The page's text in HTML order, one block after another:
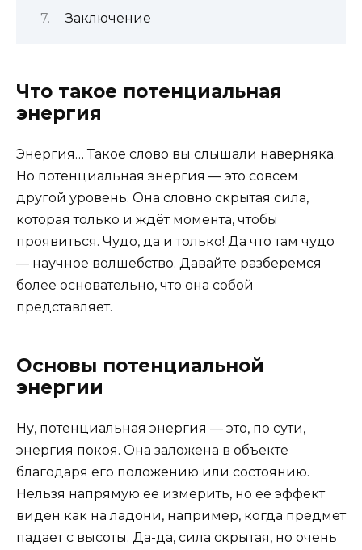
Заключение
Что такое потенциальная
энергия
Энергия… Такое слово вы слышали наверняка.
Но потенциальная энергия — это совсем
другой уровень. Она словно скрытая сила,
которая только и ждёт момента, чтобы
проявиться. Чудо, да и только! Да что там чудо
— научное волшебство. Давайте разберемся
более основательно, что она собой
представляет.
Основы потенциальной
энергии
Ну, потенциальная энергия — это, по сути,
энергия покоя. Она заложена в объекте
благодаря его положению или состоянию.
Нельзя напрямую её измерить, но её эффект
виден как на ладони, например, когда предмет
падает с высоты. Да-да, сила скрытая, но очень